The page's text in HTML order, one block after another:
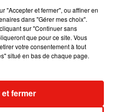
Guadalajara
"Accepter et fermer", ou affiner en
dans "Gérer mes choix".
sur "Continuer sans
que pour ce site. Vous
votre consentement à tout
situé en bas de chaque page.
fermer